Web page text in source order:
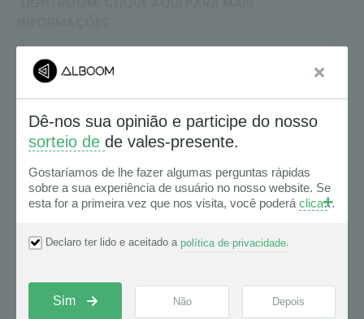
OBS: Perceba que uma lista com os nomes dos
arquivos/imagens selecionados pelo cliente será
gerada.
OBS1: Note também que, para os buscadores
Windows 10, 11 e FINDER, a lista gerada já estará
separada/fragmentada em blocos/lotes.
destes buscadores terem um limite de
caracteres em seu campo de buscas. Ou seja,